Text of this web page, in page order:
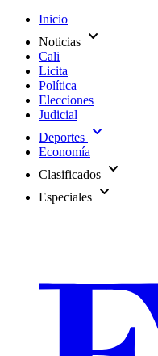
Inicio
Noticias expand_more
Cali
Licita
Política
Elecciones
Judicial
Deportes expand_more
Economía
Clasificados expand_more
Especiales expand_more